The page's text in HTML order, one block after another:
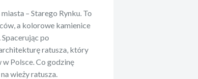
– Starego Rynku. To
a kolorowe kamienice
po
ratusza, który
Polsce. Co godzinę
wieży ratusza.